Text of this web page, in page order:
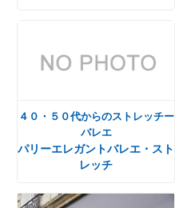
４０・５０代からのストレッチー
バレエ
パリーエレガントバレエ・スト
レッチ